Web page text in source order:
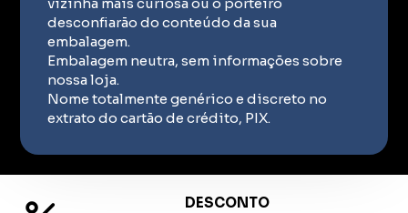
desconfiarão do conteúdo da sua
embalagem.
Embalagem neutra, sem informações sobre
nossa loja.
Nome totalmente genérico e discreto no
extrato do cartão de crédito, PIX.
DESCONTO